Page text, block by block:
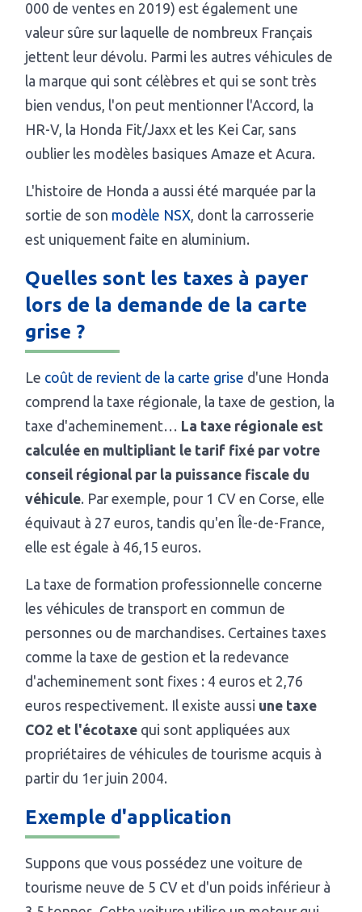
000 de ventes en 2019) est également une
valeur sûre sur laquelle de nombreux Français
jettent leur dévolu. Parmi les autres véhicules de
la marque qui sont célèbres et qui se sont très
bien vendus, l'on peut mentionner l'Accord, la
HR-V, la Honda Fit/Jaxx et les Kei Car, sans
oublier les modèles basiques Amaze et Acura.
L'histoire de Honda a aussi été marquée par la
sortie de son modèle NSX, dont la carrosserie
est uniquement faite en aluminium.
Quelles sont les taxes à payer
lors de la demande de la carte
grise ?
Le coût de revient de la carte grise d'une Honda
comprend la taxe régionale, la taxe de gestion, la
taxe d'acheminement… La taxe régionale est
calculée en multipliant le tarif fixé par votre
conseil régional par la puissance fiscale du
véhicule. Par exemple, pour 1 CV en Corse, elle
équivaut à 27 euros, tandis qu'en Île-de-France,
elle est égale à 46,15 euros.
La taxe de formation professionnelle concerne
les véhicules de transport en commun de
personnes ou de marchandises. Certaines taxes
comme la taxe de gestion et la redevance
d'acheminement sont fixes : 4 euros et 2,76
euros respectivement. Il existe aussi une taxe
CO2 et l'écotaxe qui sont appliquées aux
propriétaires de véhicules de tourisme acquis à
partir du 1er juin 2004.
Exemple d'application
Suppons que vous possédez une voiture de
tourisme neuve de 5 CV et d'un poids inférieur à